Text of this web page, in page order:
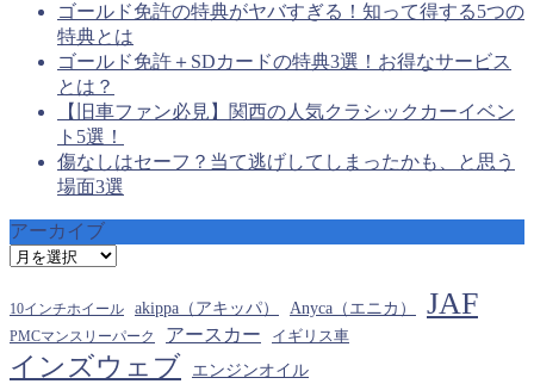
ゴールド免許の特典がヤバすぎる！知って得する5つの
特典とは
ゴールド免許＋SDカードの特典3選！お得なサービス
とは？
【旧車ファン必見】関西の人気クラシックカーイベン
ト5選！
傷なしはセーフ？当て逃げしてしまったかも、と思う
場面3選
アーカイブ
ア
カ
イ
ブ
10インチホイール akippa（アキッパ） Anyca（エニカ） JAF
PMCマンスリーパーク アースカー イギリス車
インズウェブ エンジンオイル